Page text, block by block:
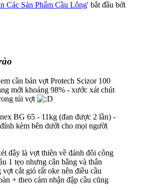
Các Sản Phẩm Cầu Lông' bắt đầu bởi
cần bán vợt Protech Scizor 100
mới khoảng 98% - xước xát chút
túi vợt
BG 65 - 11kg (đan được 2 lần) -
kèm bên dưới cho mọi người
đây là vợt thiên về đánh đôi công
1 tẹo nhưng cân bằng và thân
cắt gió rất oke nên điều cầu
+ theo cảm nhận đập cầu cũng